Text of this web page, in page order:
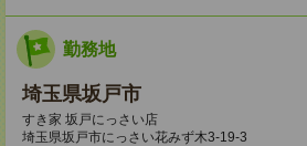
勤務地
埼玉県坂戸市
すき家 坂戸にっさい店
埼玉県坂戸市にっさい花みず木3-19-3